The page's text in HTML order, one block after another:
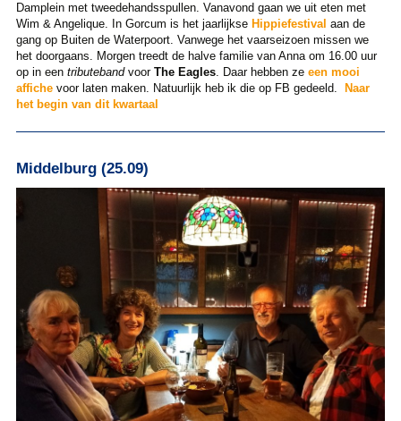
Damplein met tweedehandsspullen. Vanavond gaan we uit eten met
Wim & Angelique. In Gorcum is het jaarlijkse Hippiefestival aan de
gang op Buiten de Waterpoort. Vanwege het vaarseizoen missen we
het doorgaans. Morgen treedt de halve familie van Anna om 16.00 uur
op in een tributebandvoor The Eagles. Daar hebben ze een mooi
affichevoor laten maken. Natuurlijk heb ik die op FB gedeeld.
Naar
het begin van dit kwartaal
Middelburg (25.09)